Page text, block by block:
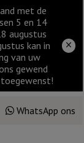
met de
5 en 14
augustus
kan in
van uw
gewend
WhatsApp ons